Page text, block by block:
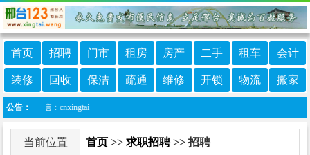
首页 招聘 门市 租房 房产 二手 租车 会计
装修 回收 保洁 疏通 维修 开锁 物流 搬家
公告：
客服微信：cnxingtai
当前位置 首页 >> 求职招聘>> 招聘